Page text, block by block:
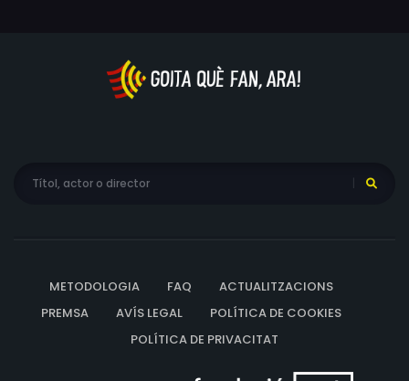
METODOLOGIA FAQ
ACTUALITZACIONS
PREMSA
AVÍS LEGAL
POLÍTICA DE COOKIES
POLÍTICA DE PRIVACITAT